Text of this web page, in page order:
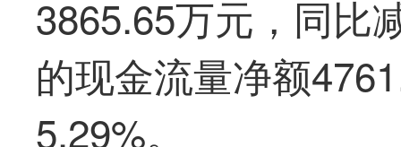
3865.65万元，同比
的现金流量净额
5.29%。